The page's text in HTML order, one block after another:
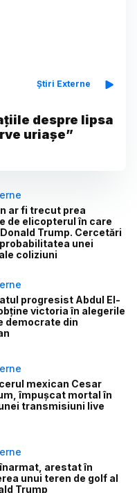
Știri Externe
despre lipsa
uriașe”
ar fi trecut prea
de elicopterul în care
Trump. Cercetări
unei
coliziuni
progresist Abdul El-
victoria în alegerile
democrate din
mexican Cesar
împușcat mortal în
transmisiuni live
arestat în
unui teren de golf al
Trump